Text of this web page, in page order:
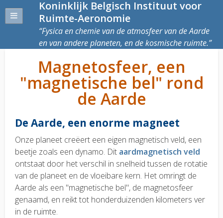
Koninklijk Belgisch Instituut voor
Ruimte-Aeronomie
Fysica en chemie van de atmosfeer van de Aarde
en van andere planeten, en de kosmische ruimte.
Magnetosfeer, een
"magnetische bel" rond
de Aarde
De Aarde, een enorme magneet
Onze planeet creëert een eigen magnetisch veld, een
beetje zoals een dynamo. Dit aardmagnetisch veld
ontstaat door het verschil in snelheid tussen de rotatie
van de planeet en de vloeibare kern. Het omringt de
Aarde als een "magnetische bel", de magnetosfeer
genaamd, en reikt tot honderduizenden kilometers ver
in de ruimte.